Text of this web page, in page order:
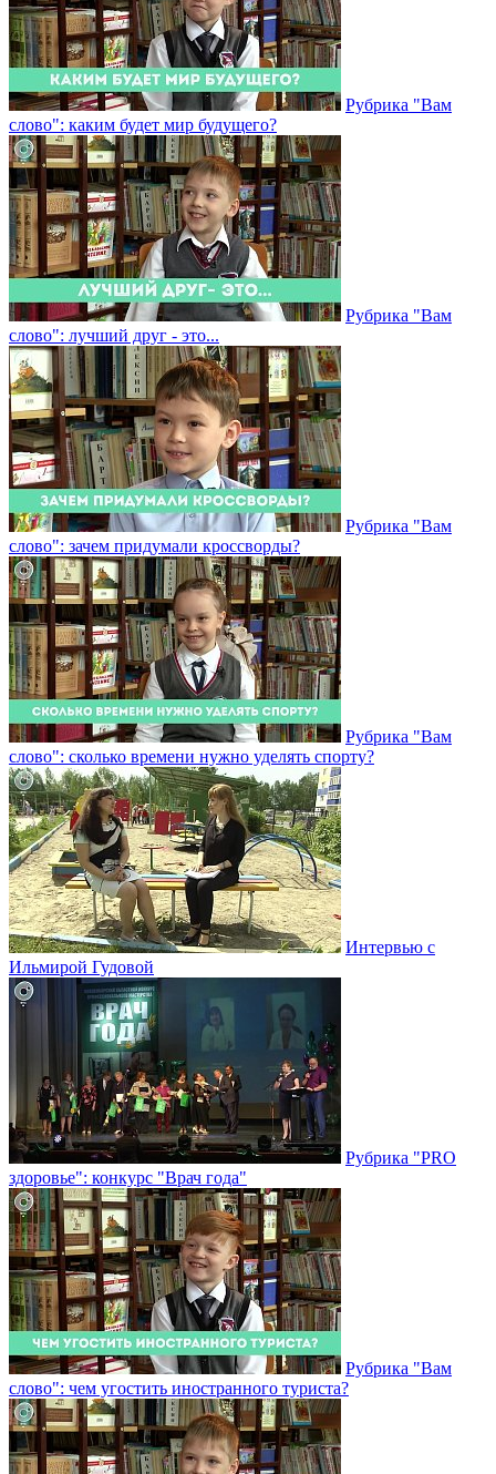
Рубрика "Вам
слово": каким будет мир будущего?
Рубрика "Вам
слово": лучший друг - это...
Рубрика "Вам
слово": зачем придумали кроссворды?
Рубрика "Вам
слово": сколько времени нужно уделять спорту?
Интервью с
Ильмирой Гудовой
Рубрика "PRO
здоровье": конкурс "Врач года"
Рубрика "Вам
слово": чем угостить иностранного туриста?